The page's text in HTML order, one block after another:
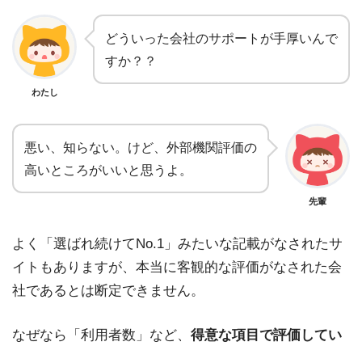
わたし
どういった会社のサポートが手厚いんで
すか？？
悪い、知らない。けど、外部機関評価の
高いところがいいと思うよ。
先輩
よく「選ばれ続けてNo.1」みたいな記載がなされたサ
イトもありますが、本当に客観的な評価がなされた会
社であるとは断定できません。
なぜなら「利用者数」など、 得意な項目で評価してい